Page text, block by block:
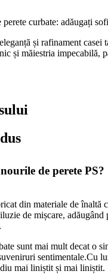
curbate: adăugați
și rafinament
și măiestria impecabilă,
de perete PS?
din materiale de înaltă
de mișcare,
sunt mai mult decat o
sentimentale.Cu
mai liniștit și mai liniștit.